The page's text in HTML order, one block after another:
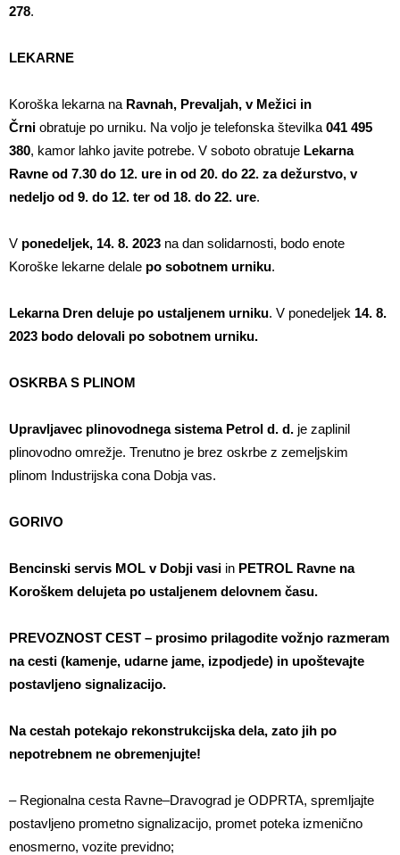
278.
LEKARNE
Koroška lekarna na Ravnah, Prevaljah, v Mežici in
Črni obratuje po urniku. Na voljo je telefonska številka 041 495
380, kamor lahko javite potrebe. V soboto obratuje Lekarna
Ravne od 7.30 do 12. ure in od 20. do 22. za dežurstvo, v
nedeljo od 9. do 12. ter od 18. do 22. ure.
V ponedeljek, 14. 8. 2023 na dan solidarnosti, bodo enote
Koroške lekarne delale po sobotnem urniku.
Lekarna Dren deluje po ustaljenem urniku. V ponedeljek 14. 8.
2023 bodo delovali po sobotnem urniku.
OSKRBA S PLINOM
Upravljavec plinovodnega sistema Petrol d. d. je zaplinil
plinovodno omrežje. Trenutno je brez oskrbe z zemeljskim
plinom Industrijska cona Dobja vas.
GORIVO
Bencinski servis MOL v Dobji vasi in PETROL Ravne na
Koroškem delujeta po ustaljenem delovnem času.
PREVOZNOST CEST – prosimo prilagodite vožnjo razmeram
na cesti (kamenje, udarne jame, izpodjede) in upoštevajte
postavljeno signalizacijo.
Na cestah potekajo rekonstrukcijska dela, zato jih po
nepotrebnem ne obremenjujte!
– Regionalna cesta Ravne–Dravograd je ODPRTA, spremljajte
postavljeno prometno signalizacijo, promet poteka izmenično
enosmerno, vozite previdno;